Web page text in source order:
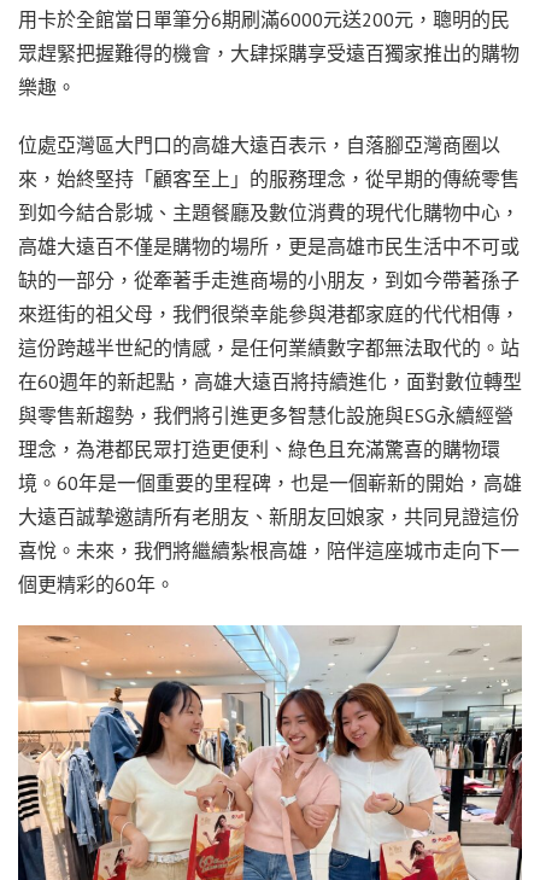
用卡於全館當日單筆分6期刷滿6000元送200元，聰明的民
眾趕緊把握難得的機會，大肆採購享受遠百獨家推出的購物
樂趣。
位處亞灣區大門口的高雄大遠百表示，自落腳亞灣商圈以
來，始終堅持「顧客至上」的服務理念，從早期的傳統零售
到如今結合影城、主題餐廳及數位消費的現代化購物中心，
高雄大遠百不僅是購物的場所，更是高雄市民生活中不可或
缺的一部分，從牽著手走進商場的小朋友，到如今帶著孫子
來逛街的祖父母，我們很榮幸能參與港都家庭的代代相傳，
這份跨越半世紀的情感，是任何業績數字都無法取代的。站
在60週年的新起點，高雄大遠百將持續進化，面對數位轉型
與零售新趨勢，我們將引進更多智慧化設施與ESG永續經營
理念，為港都民眾打造更便利、綠色且充滿驚喜的購物環
境。60年是一個重要的里程碑，也是一個嶄新的開始，高雄
大遠百誠摯邀請所有老朋友、新朋友回娘家，共同見證這份
喜悅。未來，我們將繼續紮根高雄，陪伴這座城市走向下一
個更精彩的60年。